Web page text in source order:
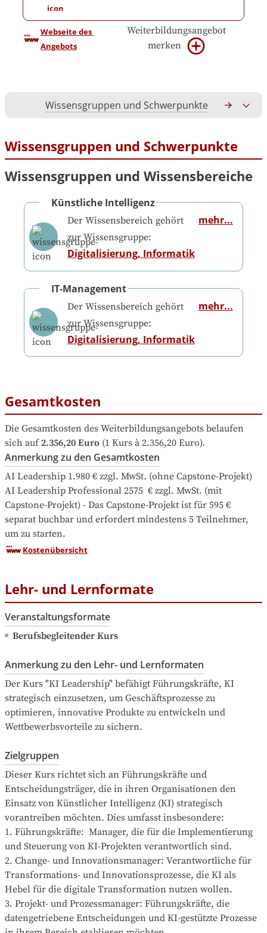
Webseite des
Angebots
Weiterbildungsangebot
merken
Wissensgruppen und Schwerpunkte
Wissensgruppen und Schwerpunkte
Wissensgruppen und Wissensbereiche
Künstliche Intelligenz
Der Wissensbereich gehört
zur Wissensgruppe:
Digitalisierung, Informatik
mehr...
IT-Management
Der Wissensbereich gehört
zur Wissensgruppe:
Digitalisierung, Informatik
mehr...
Gesamtkosten
Die Gesamtkosten des Weiterbildungsangebots belaufen
sich auf 2.356,20 Euro (1 Kurs à 2.356,20 Euro).
Anmerkung zu den Gesamtkosten
AI Leadership 1.980 € zzgl. MwSt. (ohne Capstone-Projekt)
AI Leadership Professional 2575  € zzgl. MwSt. (mit
Capstone-Projekt) - Das Capstone-Projekt ist für 595 €
separat buchbar und erfordert mindestens 5 Teilnehmer,
um zu starten.
Kostenübersicht
Lehr- und Lernformate
Veranstaltungsformate
Berufsbegleitender Kurs
Anmerkung zu den Lehr- und Lernformaten
Der Kurs "KI Leadership" befähigt Führungskräfte, KI
strategisch einzusetzen, um Geschäftsprozesse zu
optimieren, innovative Produkte zu entwickeln und
Wettbewerbsvorteile zu sichern.
Zielgruppen
Dieser Kurs richtet sich an Führungskräfte und
Entscheidungsträger, die in ihren Organisationen den
Einsatz von Künstlicher Intelligenz (KI) strategisch
vorantreiben möchten. Dies umfasst insbesondere:
1. Führungskräfte:  Manager, die für die Implementierung
und Steuerung von KI-Projekten verantwortlich sind.
2. Change- und Innovationsmanager: Verantwortliche für
Transformations- und Innovationsprozesse, die KI als
Hebel für die digitale Transformation nutzen wollen.
3. Projekt- und Prozessmanager: Führungskräfte, die
datengetriebene Entscheidungen und KI-gestützte Prozesse